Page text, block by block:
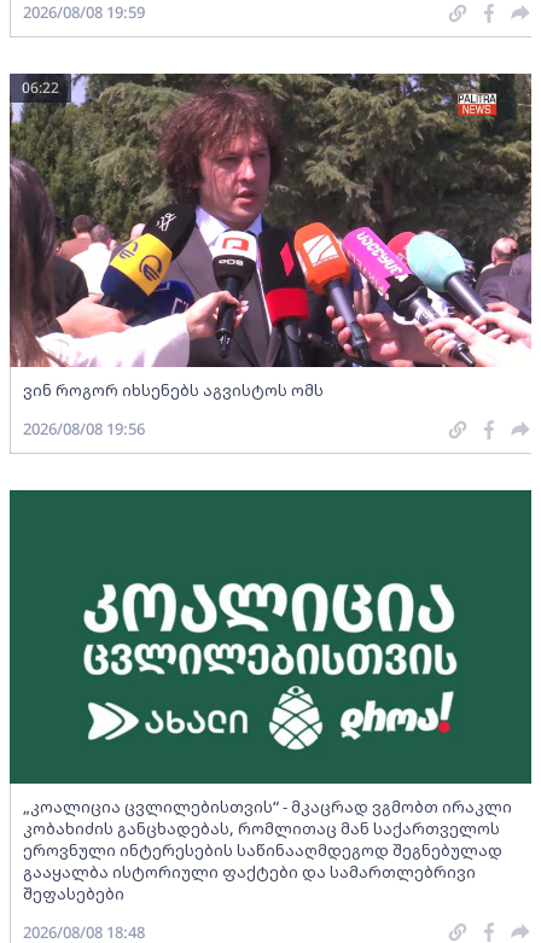
2026/08/08 19:59
ვინ როგორ იხსენებს აგვისტოს ომს
06:22
2026/08/08 19:56
„კოალიცია ცვლილებისთვის“ - მკაცრად ვგმობთ ირაკლი
კობახიძის განცხადებას, რომლითაც მან საქართველოს
ეროვნული ინტერესების საწინააღმდეგოდ შეგნებულად
გააყალბა ისტორიული ფაქტები და სამართლებრივი
შეფასებები
2026/08/08 18:48